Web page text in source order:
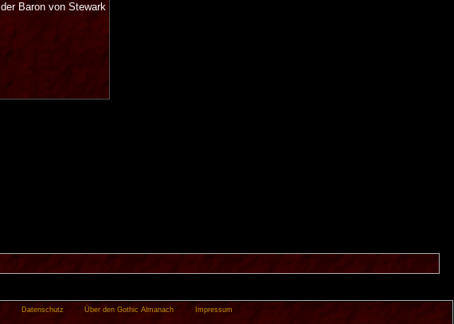
der Baron von Stewark
Datenschutz Über den Gothic Almanach Impressum